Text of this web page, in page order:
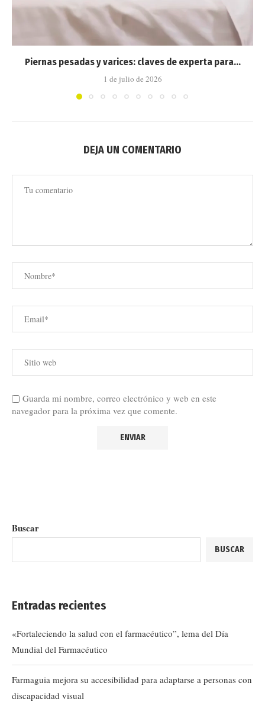
Piernas pesadas y varices: claves de experta para...
1 de julio de 2026
DEJA UN COMENTARIO
Guarda mi nombre, correo electrónico y web en este
navegador para la próxima vez que comente.
Buscar
BUSCAR
Entradas recientes
«Fortaleciendo la salud con el farmacéutico”, lema del Día
Mundial del Farmacéutico
Farmaguia mejora su accesibilidad para adaptarse a personas con
discapacidad visual